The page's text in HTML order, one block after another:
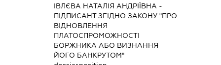
ІВЛЄВА НАТАЛІЯ АНДРІЇВНА -
ПІДПИСАНТЗГІДНО ЗАКОНУ "ПРО
ВІДНОВЛЕННЯ
ПЛАТОСПРОМОЖНОСТІ
БОРЖНИКА АБО ВИЗНАННЯ
ЙОГО БАНКРУТОМ"